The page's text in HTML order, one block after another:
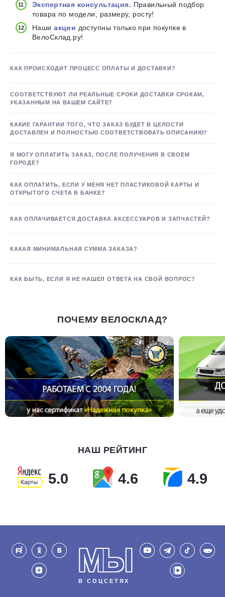
Экспертная консультация. Правильный подбор
товара по модели, размеру, росту!
Нашиакции доступны только при покупке в
ВелоСклад.ру!
КАК ПРОИСХОДИТ ПРОЦЕСС ОПЛАТЫ И ДОСТАВКИ?
СООТВЕТСТВУЮТ ЛИ РЕАЛЬНЫЕ СРОКИ ДОСТАВКИ СРОКАМ,
УКАЗАННЫМ НА ВАШЕМ САЙТЕ?
КАКИЕ ГАРАНТИИ ТОГО, ЧТО ЗАКАЗ БУДЕТ В ЦЕЛОСТИ
ДОСТАВЛЕН И ПОЛНОСТЬЮ СООТВЕТСТВОВАТЬ ОПИСАНИЮ?
Я МОГУ ОПЛАТИТЬ ЗАКАЗ, ПОСЛЕ ПОЛУЧЕНИЯ В СВОЕМ
ГОРОДЕ?
КАК ОПЛАТИТЬ, ЕСЛИ У МЕНЯ НЕТ ПЛАСТИКОВОЙ КАРТЫ И
ОТКРЫТОГО СЧЕТА В БАНКЕ?
КАК ОПЛАЧИВАЕТСЯ ДОСТАВКА АКСЕССУАРОВ И ЗАПЧАСТЕЙ?
КАКАЯ МИНИМАЛЬНАЯ СУММА ЗАКАЗА?
КАК БЫТЬ, ЕСЛИ Я НЕ НАШЕЛ ОТВЕТА НА СВОЙ ВОПРОС?
ПОЧЕМУ ВЕЛОСКЛАД?
НАШ РЕЙТИНГ
5.0 4.6 4.9
МЫ
В СОЦСЕТЯХ